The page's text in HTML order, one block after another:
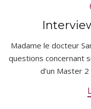
Madame le docteur
questions concernant
d’un Master 2